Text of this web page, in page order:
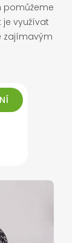
pomůžeme
využívat
zajímavým